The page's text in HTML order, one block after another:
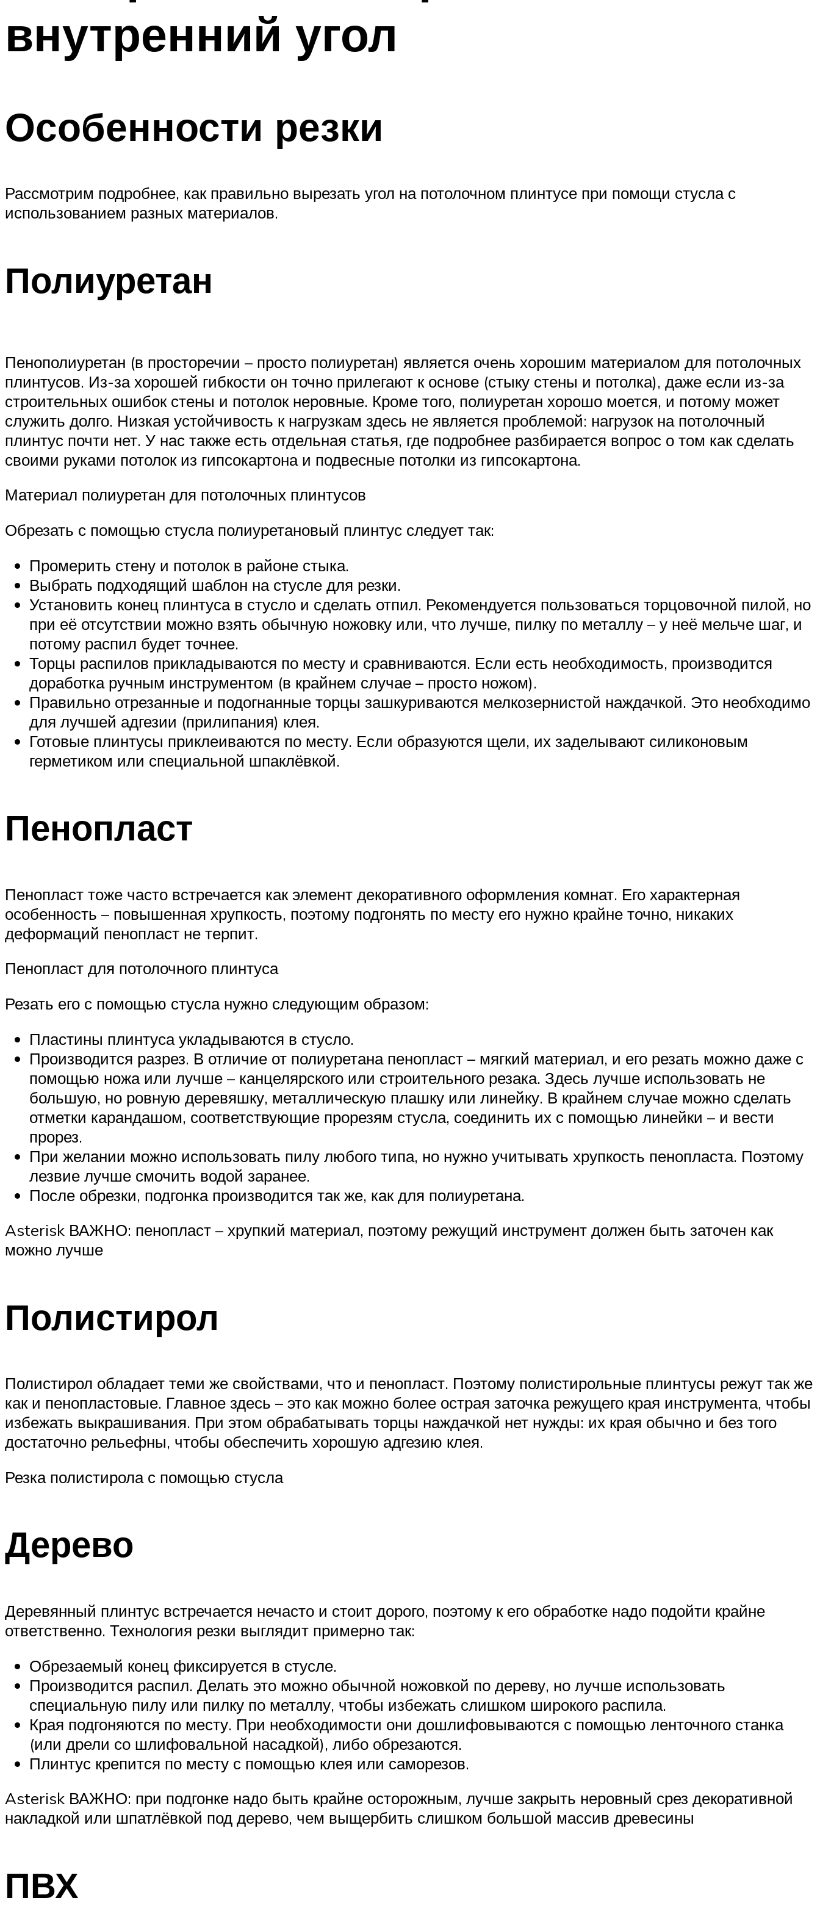
внутренний угол
Особенности резки
Рассмотрим подробнее, как правильно вырезать угол на потолочном плинтусе при помощи стусла с
использованием разных материалов.
Полиуретан
Пенополиуретан (в просторечии – просто полиуретан) является очень хорошим материалом для потолочных
плинтусов. Из-за хорошей гибкости он точно прилегают к основе (стыку стены и потолка), даже если из-за
строительных ошибок стены и потолок неровные. Кроме того, полиуретан хорошо моется, и потому может
служить долго. Низкая устойчивость к нагрузкам здесь не является проблемой: нагрузок на потолочный
плинтус почти нет. У нас также есть отдельная статья, где подробнее разбирается вопрос о том как сделать
своими руками потолок из гипсокартона и подвесные потолки из гипсокартона.
Материал полиуретан для потолочных плинтусов
Обрезать с помощью стусла полиуретановый плинтус следует так:
Промерить стену и потолок в районе стыка.
Выбрать подходящий шаблон на стусле для резки.
Установить конец плинтуса в стусло и сделать отпил. Рекомендуется пользоваться торцовочной пилой, но
при её отсутствии можно взять обычную ножовку или, что лучше, пилку по металлу – у неё мельче шаг, и
потому распил будет точнее.
Торцы распилов прикладываются по месту и сравниваются. Если есть необходимость, производится
доработка ручным инструментом (в крайнем случае – просто ножом).
Правильно отрезанные и подогнанные торцы зашкуриваются мелкозернистой наждачкой. Это необходимо
для лучшей адгезии (прилипания) клея.
Готовые плинтусы приклеиваются по месту. Если образуются щели, их заделывают силиконовым
герметиком или специальной шпаклёвкой.
Пенопласт
Пенопласт тоже часто встречается как элемент декоративного оформления комнат. Его характерная
особенность – повышенная хрупкость, поэтому подгонять по месту его нужно крайне точно, никаких
деформаций пенопласт не терпит.
Пенопласт для потолочного плинтуса
Резать его с помощью стусла нужно следующим образом:
Пластины плинтуса укладываются в стусло.
Производится разрез. В отличие от полиуретана пенопласт – мягкий материал, и его резать можно даже с
помощью ножа или лучше – канцелярского или строительного резака. Здесь лучше использовать не
большую, но ровную деревяшку, металлическую плашку или линейку. В крайнем случае можно сделать
отметки карандашом, соответствующие прорезям стусла, соединить их с помощью линейки – и вести
прорез.
При желании можно использовать пилу любого типа, но нужно учитывать хрупкость пенопласта. Поэтому
лезвие лучше смочить водой заранее.
После обрезки, подгонка производится так же, как для полиуретана.
Asterisk ВАЖНО: пенопласт – хрупкий материал, поэтому режущий инструмент должен быть заточен как
можно лучше
Полистирол
Полистирол обладает теми же свойствами, что и пенопласт. Поэтому полистирольные плинтусы режут так же
как и пенопластовые. Главное здесь – это как можно более острая заточка режущего края инструмента, чтобы
избежать выкрашивания. При этом обрабатывать торцы наждачкой нет нужды: их края обычно и без того
достаточно рельефны, чтобы обеспечить хорошую адгезию клея.
Резка полистирола с помощью стусла
Дерево
Деревянный плинтус встречается нечасто и стоит дорого, поэтому к его обработке надо подойти крайне
ответственно. Технология резки выглядит примерно так:
Обрезаемый конец фиксируется в стусле.
Производится распил. Делать это можно обычной ножовкой по дереву, но лучше использовать
специальную пилу или пилку по металлу, чтобы избежать слишком широкого распила.
Края подгоняются по месту. При необходимости они дошлифовываются с помощью ленточного станка
(или дрели со шлифовальной насадкой), либо обрезаются.
Плинтус крепится по месту с помощью клея или саморезов.
Asterisk ВАЖНО: при подгонке надо быть крайне осторожным, лучше закрыть неровный срез декоративной
накладкой или шпатлёвкой под дерево, чем выщербить слишком большой массив древесины
ПВХ